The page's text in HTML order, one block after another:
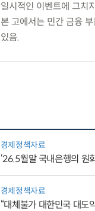
일시적인 이벤트에 그치
본 고에서는 민간 금융
있음.
경제정책자료
‘26.5월말 국내은행의 원
경제정책자료
“대체불가 대한민국 대도